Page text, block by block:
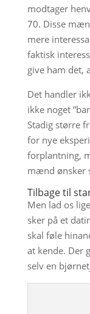
modtager
70. Disse
mere
faktisk
give ham det,
Det handler
ikke noget
Stadig større
for nye
forplantning,
mænd ønsker
Tilbage til
Men lad os
sker på et
skal føle
at kende. Der
selv en